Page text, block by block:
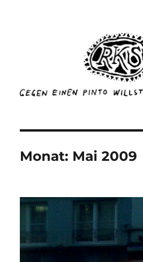
rottenkinckschow
Monat: Mai 2009